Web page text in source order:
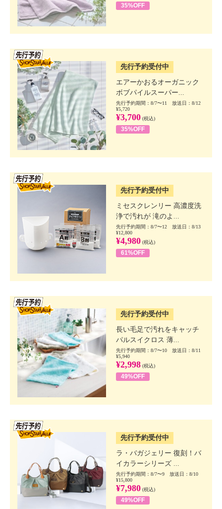
35%OFF
先行予約受付中
エアーかおるオーガニック
ボブパイルスーパー...
先行予約期間：8/7〜11 放送日：8/12
¥5,720
¥3,700 (税込)
35%OFF
先行予約受付中
ミセスクレンリー 高濃度洗
浄で汚れが 滝のよ...
先行予約期間：8/7〜12 放送日：8/13
¥12,800
¥4,980 (税込)
61%OFF
先行予約受付中
長い毛足で汚れをキャッチ
パルスイクロス 薄...
先行予約期間：8/7〜10 放送日：8/11
¥5,940
¥2,998 (税込)
49%OFF
先行予約受付中
ラ・バガジェリー 復刻！バ
イカラーシリーズ ...
先行予約期間：8/7〜9 放送日：8/10
¥15,800
¥7,980 (税込)
49%OFF